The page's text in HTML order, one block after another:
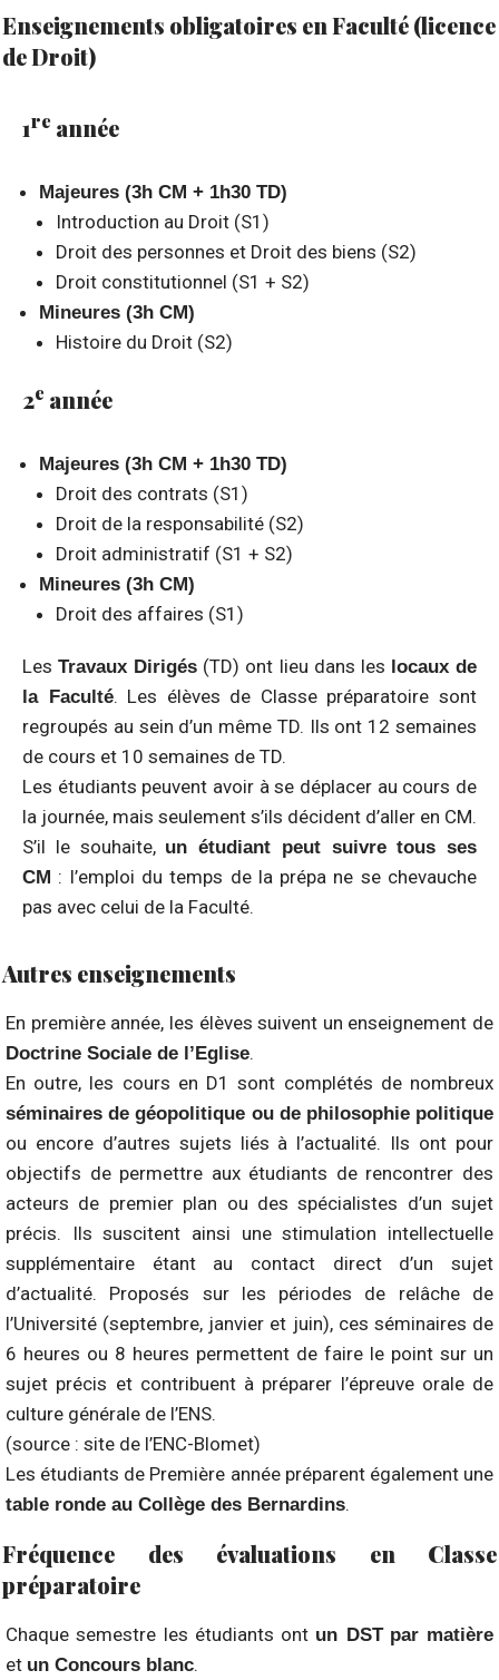
Enseignements obligatoires en Faculté (licence
de Droit)
1re année
Majeures (3h CM + 1h30 TD)
Introduction au Droit (S1)
Droit des personnes et Droit des biens (S2)
Droit constitutionnel (S1 + S2)
Mineures (3h CM)
Histoire du Droit (S2)
2e année
Majeures (3h CM + 1h30 TD)
Droit des contrats (S1)
Droit de la responsabilité (S2)
Droit administratif (S1 + S2)
Mineures (3h CM)
Droit des affaires (S1)
LesTravaux Dirigés (TD) ont lieu dans les locaux de
la Faculté. Les élèves de Classe préparatoire sont
regroupés au sein d’un même TD. Ils ont 12 semaines
de cours et 10 semaines de TD.
Les étudiants peuvent avoir à se déplacer au cours de
la journée, mais seulement s’ils décident d’aller en CM.
S’il le souhaite, un étudiant peut suivre tous ses
CM : l’emploi du temps de la prépa ne se chevauche
pas avec celui de la Faculté.
Autres enseignements
En première année, les élèves suivent un enseignement de
Doctrine Sociale de l’Eglise.
En outre, les cours en D1 sont complétés de nombreux
séminaires de géopolitique ou de philosophie politique
ou encore d’autres sujets liés à l’actualité. Ils ont pour
objectifs de permettre aux étudiants de rencontrer des
acteurs de premier plan ou des spécialistes d’un sujet
précis. Ils suscitent ainsi une stimulation intellectuelle
supplémentaire étant au contact direct d’un sujet
d’actualité. Proposés sur les périodes de relâche de
l’Université (septembre, janvier et juin), ces séminaires de
6 heures ou 8 heures permettent de faire le point sur un
sujet précis et contribuent à préparer l’épreuve orale de
culture générale de l’ENS.
(source : site de l’ENC-Blomet)
Les étudiants de Première année préparent également une
table ronde au Collège des Bernardins.
Fréquence des évaluations en Classe
préparatoire
Chaque semestre les étudiants ont un DST par matière
et un Concours blanc.